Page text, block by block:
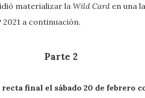
materializar la Wild Card en una
a continuación.
Parte 2
final el sábado 20 de febrero